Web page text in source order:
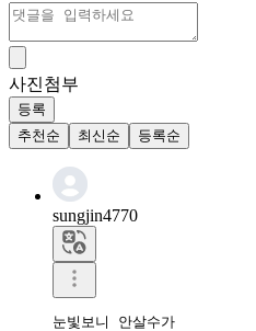
사진첨부
등록
추천순
최신순 등록순
sungjin4770
눈빛보니 안살수가